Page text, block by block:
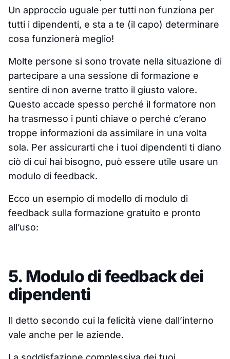
Un approccio uguale per tutti non funziona per
tutti i dipendenti, e sta a te (il capo) determinare
cosa funzionerà meglio!
Molte persone si sono trovate nella situazione di
partecipare a una sessione di formazione e
sentire di non averne tratto il giusto valore.
Questo accade spesso perché il formatore non
ha trasmesso i punti chiave o perché c’erano
troppe informazioni da assimilare in una volta
sola. Per assicurarti che i tuoi dipendenti ti diano
ciò di cui hai bisogno, può essere utile usare un
modulo di feedback.
Ecco un esempio di modello di modulo di
feedback sulla formazione gratuito e pronto
all’uso:
5. Modulo di feedback dei
dipendenti
Il detto secondo cui la felicità viene dall’interno
vale anche per le aziende.